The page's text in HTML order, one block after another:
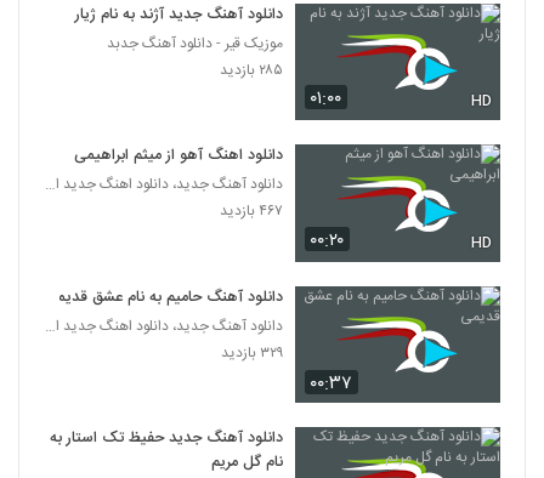
میثم هیوا آهنگ یواشکی
5329
دانلود آهنگ هادی مستان مست و خراب
(Hadi Mastan Masto Kharab)
5330
موزیک زیبای به درک از ارسلان فهیمی
۲۷۱ بازدید
دانلود آهنگ شیدایی (به همراه مصطفی
شریفی) از امیر سهرابی
5332 همراه متن ترانه
۰۱:۰۰ HD
دانلود آهنگ جدید آژند به نام ژیار
موزیک قیر - دانلود آهنگ جدبد
۲۸۵ بازدید
۰۰:۲۰ HD
دانلود اهنگ آهو از میثم ابراهیمی
دانلود آهنگ جدید، دانلود اهنگ جدید ایرانی
۴۶۷ بازدید
۰۰:۳۷
دانلود آهنگ حامیم به نام عشق قدیمی
دانلود آهنگ جدید، دانلود اهنگ جدید ایرانی
۳۲۹ بازدید
دانلود آهنگ جدید حفیظ تک استار به
نام گل مریم